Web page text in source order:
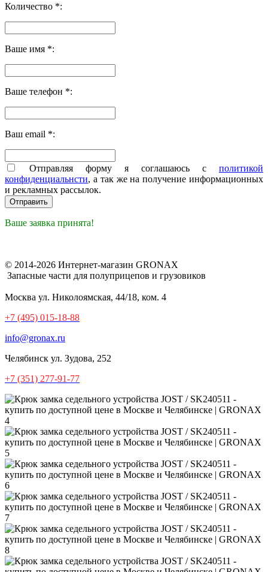
Количество *:
Ваше имя *:
Ваше телефон *:
Ваш email *:
Отправляя форму я соглашаюсь с политикой
конфиденциальнсти, а так же на получение информационных
и рекламных рассылок.
Ваше заявка принята!
© 2014-2026 Интернет-магазин GRONAX
Запасные части для полуприцепов и грузовиков
Москва ул. Николоямская, 44/18, ком. 4
+7 (495) 015-18-88
info@gronax.ru
Челябинск ул. Зудова, 252
+7 (351) 277-91-77